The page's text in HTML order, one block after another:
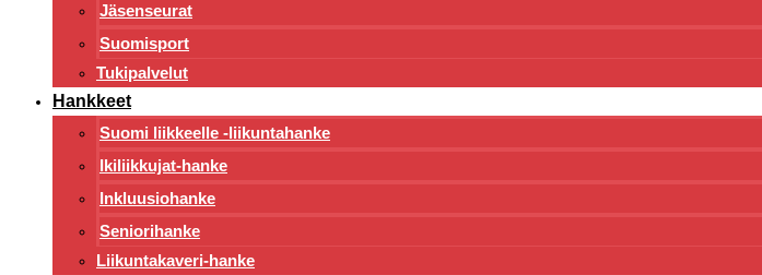
Jäsenseurat
Suomisport
Tukipalvelut
Hankkeet
Suomi liikkeelle -liikuntahanke
Ikiliikkujat-hanke
Inkluusiohanke
Seniorihanke
Liikuntakaveri-hanke